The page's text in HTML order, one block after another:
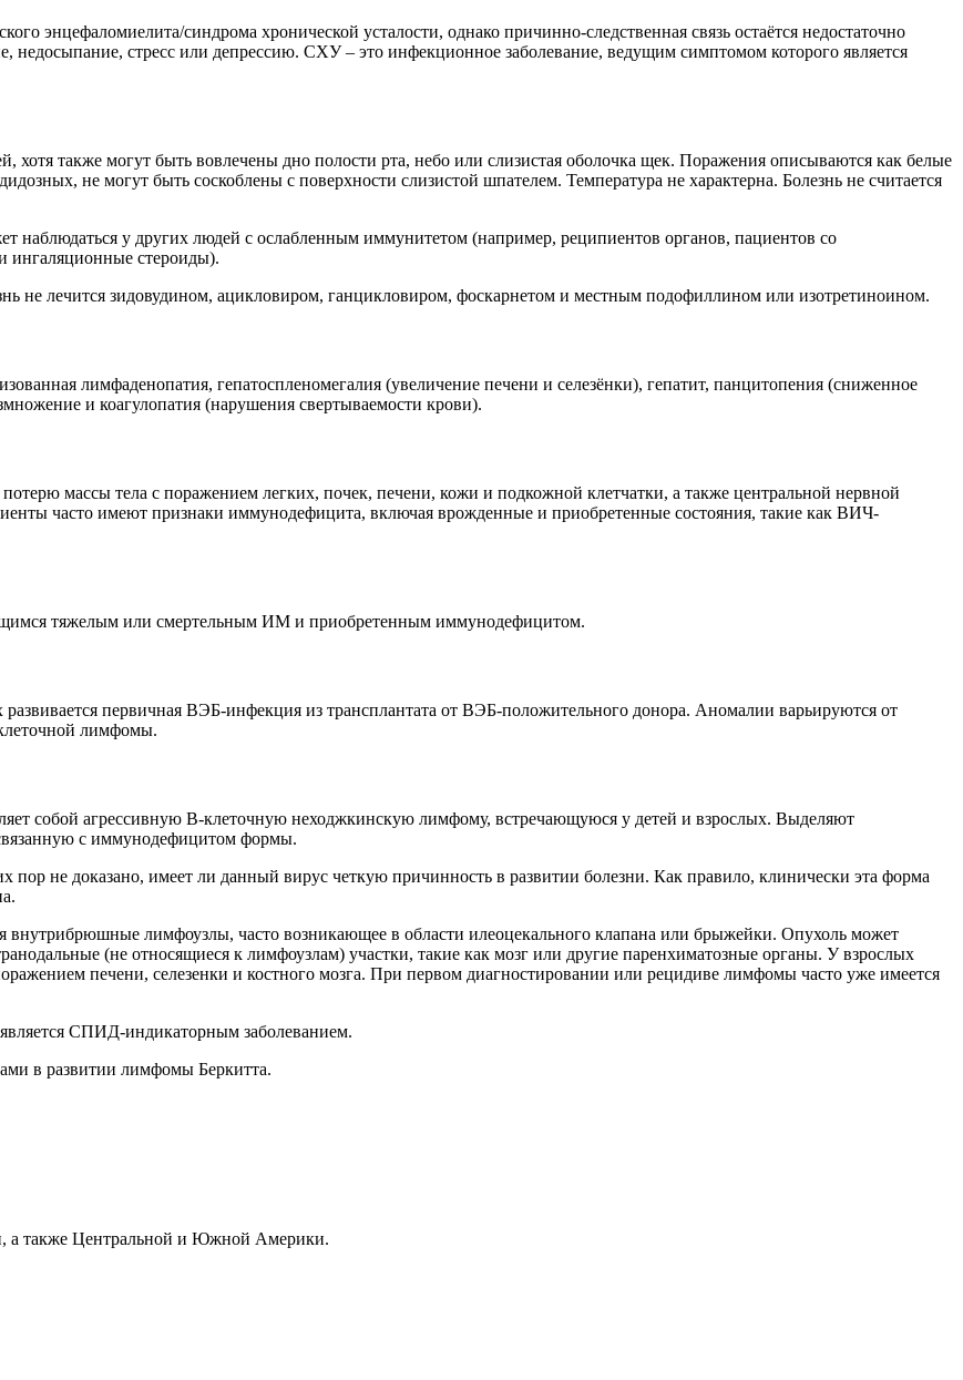
энцефаломиелита/синдрома хронической усталости, однако причинно-следственная связь остаётся недостаточно
стресс или депрессию. СХУ – это инфекционное заболевание, ведущим симптомом которого является
хотя также могут быть вовлечены дно полости рта, небо или слизистая оболочка щек. Поражения описываются как белые
не могут быть соскоблены с поверхности слизистой шпателем. Температура не характерна. Болезнь не считается
наблюдаться у других людей с ослабленным иммунитетом (например, реципиентов органов, пациентов со
ингаляционные стероиды).
не лечится зидовудином, ацикловиром, ганцикловиром, фоскарнетом и местным подофиллином или изотретиноином.
лимфаденопатия, гепатоспленомегалия (увеличение печени и селезёнки), гепатит, панцитопения (сниженное
и коагулопатия (нарушения свертываемости крови).
массы тела с поражением легких, почек, печени, кожи и подкожной клетчатки, а также центральной нервной
часто имеют признаки иммунодефицита, включая врожденные и приобретенные состояния, такие как ВИЧ-
тяжелым или смертельным ИМ и приобретенным иммунодефицитом.
первичная ВЭБ-инфекция из трансплантата от ВЭБ-положительного донора. Аномалии варьируются от
лимфомы.
собой агрессивную В-клеточную неходжкинскую лимфому, встречающуюся у детей и взрослых. Выделяют
с иммунодефицитом формы.
пор не доказано, имеет ли данный вирус четкую причинность в развитии болезни. Как правило, клинически эта форма
лимфоузлы, часто возникающее в области илеоцекального клапана или брыжейки. Опухоль может
(не относящиеся к лимфоузлам) участки, такие как мозг или другие паренхиматозные органы. У взрослых
печени, селезенки и костного мозга. При первом диагностировании или рецидиве лимфомы часто уже имеется
СПИД-индикаторным заболеванием.
в развитии лимфомы Беркитта.
а также Центральной и Южной Америки.